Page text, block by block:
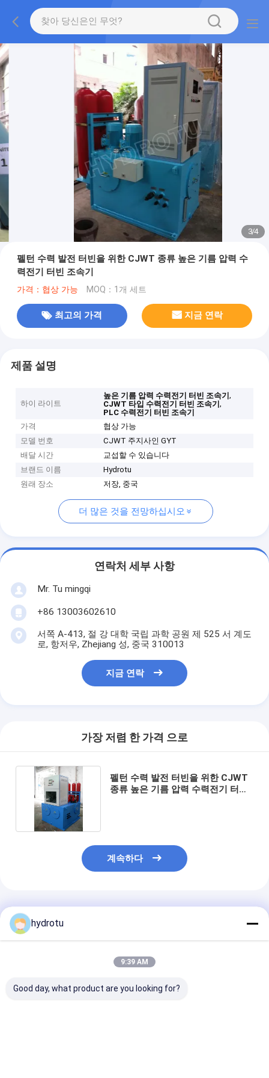
3/4
펠턴 수력 발전 터빈을 위한 CJWT 종류 높은 기름 압력 수
력전기 터빈 조속기
가격：협상 가능 MOQ：1개 세트
최고의 가격 지금 연락
제품 설명
하이 라이트
높은 기름 압력 수력전기 터빈 조속기,
CJWT 타입 수력전기 터빈 조속기,
PLC 수력전기 터빈 조속기
가격
협상 가능
모델 번호
CJWT 주지사인 GYT
배달 시간
교섭할 수 있습니다
브랜드 이름
Hydrotu
원래 장소
저장, 중국
더 많은 것을 전망하십시오
연락처 세부 사항
Mr. Tu mingqi
+86 13003602610
서쪽 A-413, 절 강 대학 국립 과학 공원 제 525 서 계도
로, 항저우, Zhejiang 성, 중국 310013
지금 연락
가장 저렴 한 가격 으로
펠턴 수력 발전 터빈을 위한 CJWT
종류 높은 기름 압력 수력전기 터빈
계속하다
추천된 제품
hydrotu
9:39 AM
Good day, what product are you looking for?